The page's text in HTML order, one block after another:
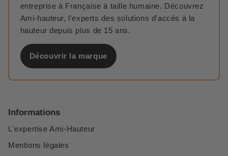
entreprise à Française à taille humaine. Découvrez
Ami-hauteur, l'experts des solutions d'accès à la
hauteur depuis plus de 15 ans.
Découvrir la marque
Informations
L'expertise Ami-Hauteur
Mentions légales